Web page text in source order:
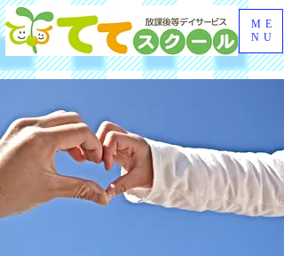
ME
NU